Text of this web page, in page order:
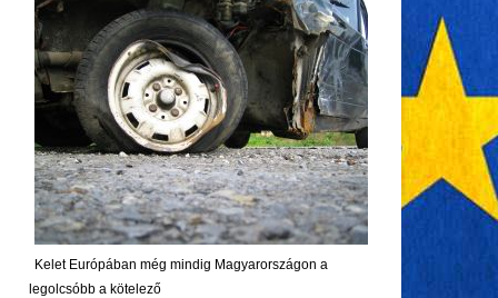
Kelet Európában még mindig Magyarországon a
legolcsóbb a kötelező